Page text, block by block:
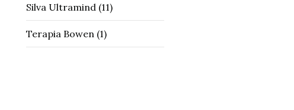
Silva Ultramind (11)
Terapia Bowen (1)